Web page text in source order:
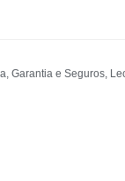
, Garantia e Seguros,